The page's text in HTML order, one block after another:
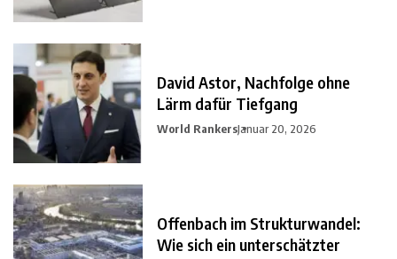
David Astor, Nachfolge ohne
Lärm dafür Tiefgang
World RankersJanuar 20, 2026
Offenbach im Strukturwandel:
Wie sich ein unterschätzter